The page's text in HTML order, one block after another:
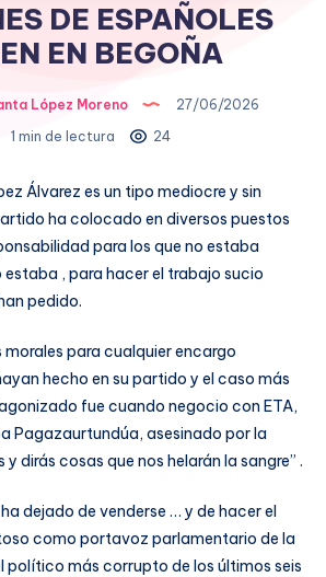
DE ESPAÑOLES
EN BEGOÑA
López Moreno
27/06/2026
1 min de lectura
24
Álvarez es un tipo mediocre y sin
ha colocado en diversos puestos
para los que no estaba
estaba , para hacer el trabajo sucio
pedido.
para cualquier encargo
hecho en su partido y el caso más
fue cuando negocio con ETA,
Pagazaurtundúa, asesinado por la
y dirás cosas que nos helarán la sangre” .
dejado de venderse … y de hacer el
como portavoz parlamentario de la
político más corrupto de los últimos seis